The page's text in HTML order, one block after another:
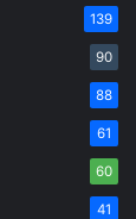
139
90
88
61
60
41